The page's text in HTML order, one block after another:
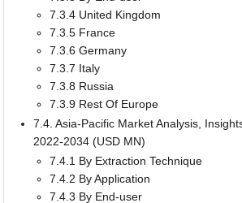
7.3.4 United Kingdom
7.3.5 France
7.3.6 Germany
7.3.7 Italy
7.3.8 Russia
7.3.9 Rest Of Europe
7.4. Asia-Pacific Market Analysis,
2022-2034 (USD MN)
7.4.1 By Extraction Technique
7.4.2 By Application
7.4.3 By End-user